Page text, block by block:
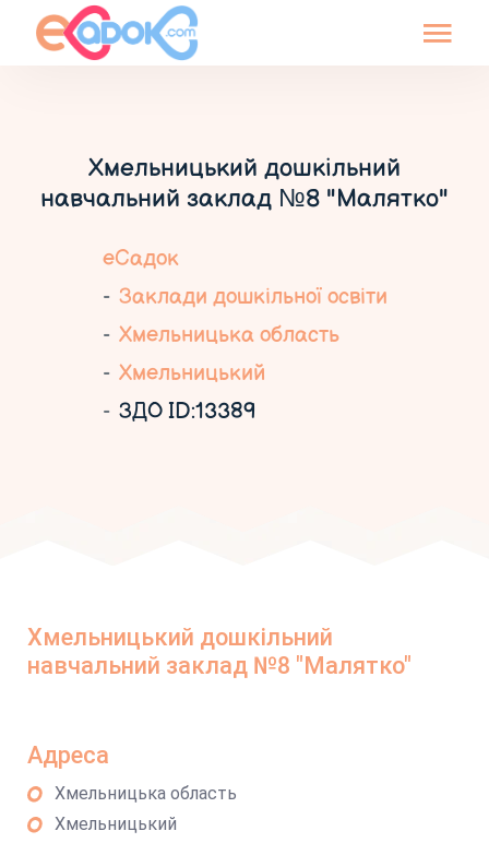
Хмельницький дошкільний
навчальний заклад №8 "Малятко"
еСадок
Заклади дошкільної освіти
Хмельницька область
Хмельницький
ЗДО ID:13389
Хмельницький дошкільний
навчальний заклад №8 "Малятко"
Адреса
Хмельницька область
Хмельницький